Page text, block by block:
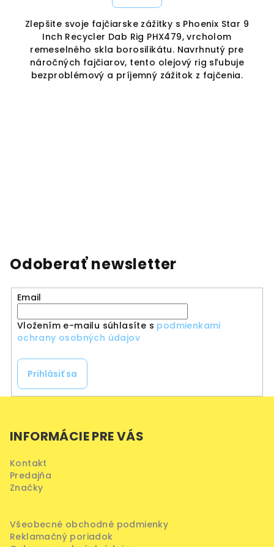
Zlepšite svoje fajčiarske zážitky s Phoenix Star 9
Inch Recycler Dab Rig PHX479, vrcholom
remeselného skla borosilikátu. Navrhnutý pre
náročných fajčiarov, tento olejový rig sľubuje
bezproblémový a príjemný zážitok z fajčenia.
Odoberať newsletter
Email
Vložením e-mailu súhlasíte s podmienkami
ochrany osobných údajov
Prihlásiť sa
INFORMÁCIE PRE VÁS
Kontakt
Predajňa
Značky
Všeobecné obchodné podmienky
Reklamačný poriadok